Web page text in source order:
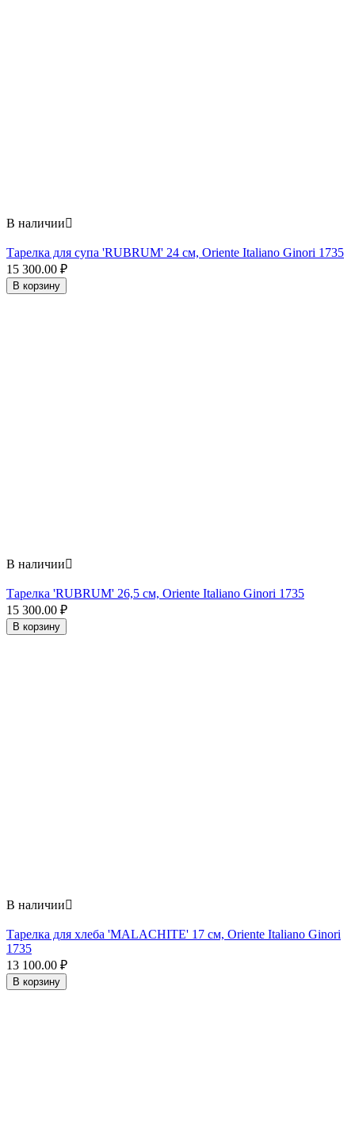
В наличии
Тарелка для супа 'RUBRUM' 24 см, Oriente Italiano Ginori 1735
15 300.00 ₽
В корзину
В наличии
Тарелка 'RUBRUM' 26,5 см, Oriente Italiano Ginori 1735
15 300.00 ₽
В корзину
В наличии
Тарелка для хлеба 'MALACHITE' 17 см, Oriente Italiano Ginori
1735
13 100.00 ₽
В корзину